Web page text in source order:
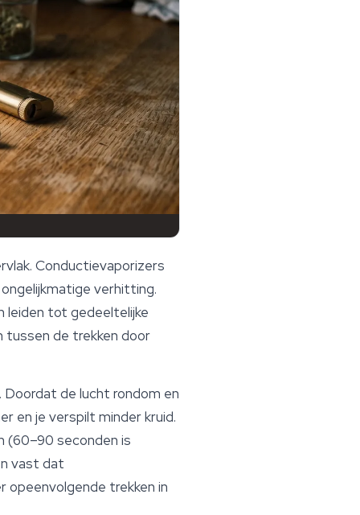
Conductievaporizers
verhitting.
leiden tot gedeeltelijke
tussen de trekken door
de lucht rondom en
en je verspilt minder kruid.
(60–90 seconden is
vast dat
trekken in